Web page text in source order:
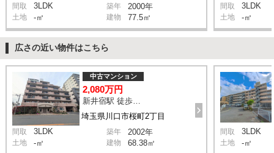
間取 3LDK 築年 2000年
土地 -㎡ 建物 77.5㎡
間取 3LDK
土地 -㎡
広さの近い物件はこちら
埼玉県川口市桜町2丁目
中古マンション
2,080万円
新井宿駅 徒歩10分
間取 3LDK 築年 2002年
土地 -㎡ 建物 68.38㎡
間取 3LDK
土地 -㎡